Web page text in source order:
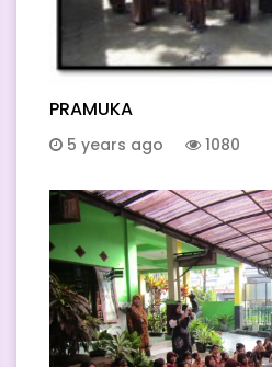
PRAMUKA
5 years ago 1080